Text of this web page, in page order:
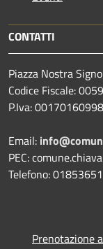
CONTATTI
Piazza Nostra
Codice Fiscale:
P.Iva: 00170160998
Email:
PEC:
Telefono: 01853651
Prenotazione